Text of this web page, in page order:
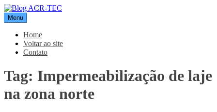
Pular
para
o
conteúdo
Blog ACR-TEC
Menu
Home
Voltar ao site
Contato
Tag: Impermeabilização de laje
na zona norte